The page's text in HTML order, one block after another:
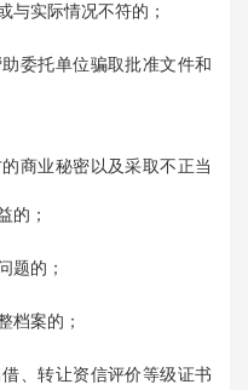
与实际情况不符的；
委托单位骗取批准文件和
商业秘密以及采取不正当
的；
题的；
档案的；
、转让资信评价等级证书